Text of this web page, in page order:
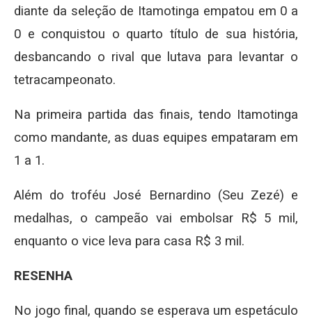
diante da seleção de Itamotinga empatou em 0 a
0 e conquistou o quarto título de sua história,
desbancando o rival que lutava para levantar o
tetracampeonato.
Na primeira partida das finais, tendo Itamotinga
como mandante, as duas equipes empataram em
1 a 1.
Além do troféu José Bernardino (Seu Zezé) e
medalhas, o campeão vai embolsar R$ 5 mil,
enquanto o vice leva para casa R$ 3 mil.
RESENHA
No jogo final, quando se esperava um espetáculo